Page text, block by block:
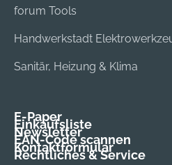
forum Tools
Handwerkstadt
Sanitär, Heizung & Klima
E-Paper
Einkaufsliste
Newsletter
EAN-Code scannen
Kontaktformular
Rechtliches & Service